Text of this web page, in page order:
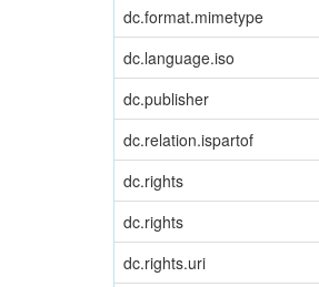
dc.format.mimetype
dc.language.iso
dc.publisher
dc.relation.ispartof
dc.rights
dc.rights
dc.rights.uri